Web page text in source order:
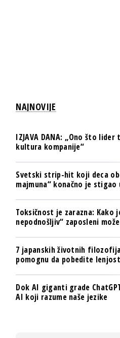
NAJNOVIJE
IZJAVA DANA: „Ono što
kultura kompanije“
Svetski strip-hit koji deca
majmuna“ konačno je stigao
Toksičnost je zarazna: Kako
nepodnošljiv“ zaposleni
7 japanskih životnih
pomognu da pobedite
Dok AI giganti grade
AI koji razume naše jezike